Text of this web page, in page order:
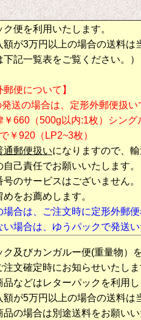
ク便を利用いたします。
が3万円以上の場合の送料は
下記一覧表をご覧ください。）
郵便について】
発送の場合は、定形外郵便扱い
￥660（500g以内:1枚）シング
￥920（LP2~3枚）
通郵便扱いになりますので、
自己責任でお願いいたします。
のサービスはございません。
をお薦めします。
場合は、ご注文時に定形外郵
場合は、ゆうパックで発送い
ク及びカンガルー便(重量物）
注文確定時にお知らせいたしま
品などはレターパックを利用し
が5万円以上の場合の送料は
の場合は別途送料をお願いい